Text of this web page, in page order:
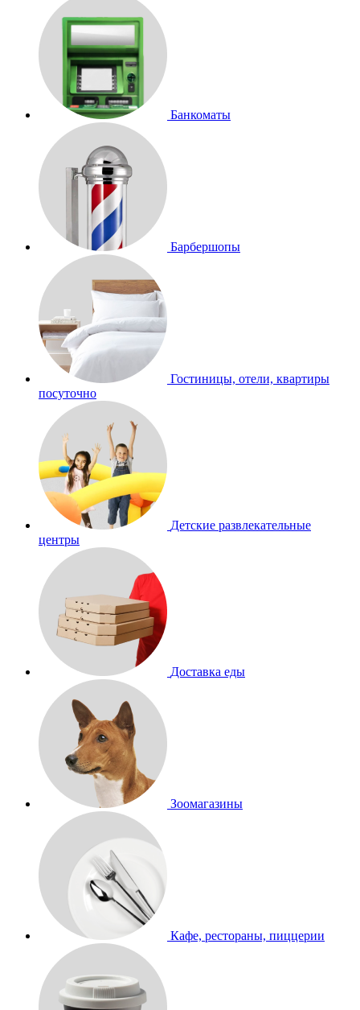
Банкоматы
Барбершопы
Гостиницы, отели, квартиры
посуточно
Детские развлекательные
центры
Доставка еды
Зоомагазины
Кафе, рестораны, пиццерии